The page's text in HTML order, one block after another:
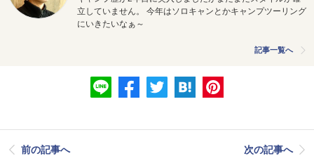
立していません。 今年はソロキャンとかキャンプツーリング
にいきたいなぁ～
記事一覧へ
前の記事へ 次の記事へ